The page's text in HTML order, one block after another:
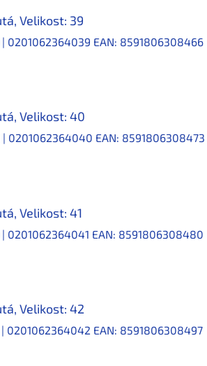
Velikost: 39
| 0201062364039 EAN: 8591806308466
Velikost: 40
| 0201062364040 EAN: 8591806308473
Velikost: 41
| 0201062364041 EAN: 8591806308480
Velikost: 42
| 0201062364042 EAN: 8591806308497